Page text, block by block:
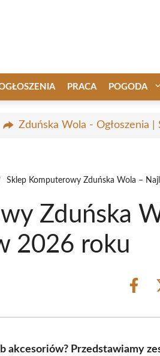
PRACA POGODA
Zduńska Wola - Ogłoszenia
Sklep Komputerowy Zduńska Wola –
Zduńska
2026 roku
Share
akcesoriów? Przedstawiamy